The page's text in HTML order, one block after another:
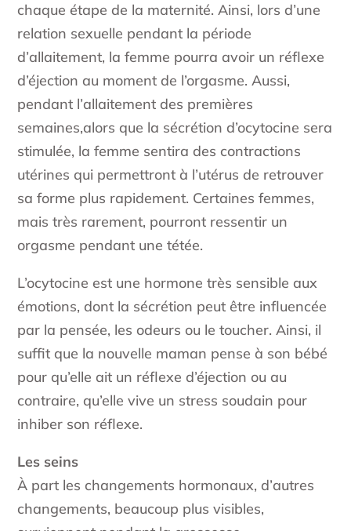
chaque étape de la maternité. Ainsi, lors d’une
relation sexuelle pendant la période
d’allaitement, la femme pourra avoir un réflexe
d’éjection au moment de l’orgasme. Aussi,
pendant l’allaitement des premières
semaines,alors que la sécrétion d’ocytocine sera
stimulée, la femme sentira des contractions
utérines qui permettront à l’utérus de retrouver
sa forme plus rapidement. Certaines femmes,
mais très rarement, pourront ressentir un
orgasme pendant une tétée.
L’ocytocine est une hormone très sensible aux
émotions, dont la sécrétion peut être influencée
par la pensée, les odeurs ou le toucher. Ainsi, il
suffit que la nouvelle maman pense à son bébé
pour qu’elle ait un réflexe d’éjection ou au
contraire, qu’elle vive un stress soudain pour
inhiber son réflexe.
Les seins
À part les changements hormonaux, d’autres
changements, beaucoup plus visibles,